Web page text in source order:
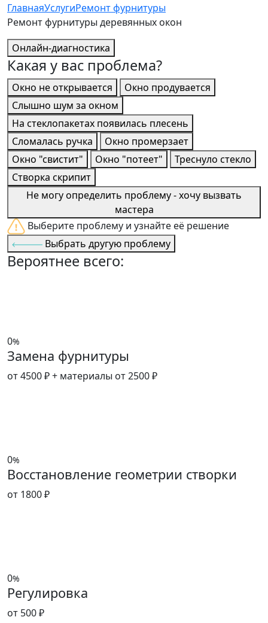
ГлавнаяУслугиРемонт фурнитуры
Ремонт фурнитуры деревянных окон
Онлайн-диагностика
Какая у вас проблема?
Окно не открывается
Окно продувается
Слышно шум за окном
На стеклопакетах появилась плесень
Сломалась ручка
Окно промерзает
Окно "свистит"
Окно "потеет"
Треснуло стекло
Створка скрипит
Не могу определить проблему - хочу вызвать
мастера
Выберите проблему и узнайте её решение
Выбрать другую проблему
Вероятнее всего:
0%
Замена фурнитуры
от 4500 ₽+ материалы от 2500 ₽
0%
Восстановление геометрии створки
от 1800 ₽
0%
Регулировка
от 500 ₽